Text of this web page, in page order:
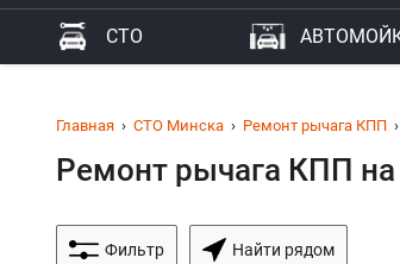
СТО
Главная СТО Минска Ремонт рычага КПП
Ремонт рычага КПП
Фильтр Найти рядом